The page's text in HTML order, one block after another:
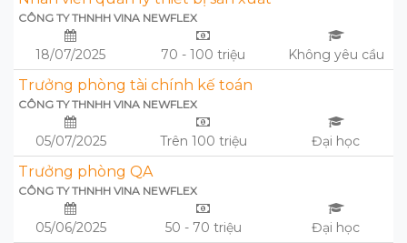
CÔNG TY THNHH VINA NEWFLEX
18/07/2025 70 - 100 triệu Không yêu cầu
Trưởng phòng tài chính kế toán
CÔNG TY THNHH VINA NEWFLEX
05/07/2025 Trên 100 triệu Đại học
Trưởng phòng QA
CÔNG TY THNHH VINA NEWFLEX
05/06/2025 50 - 70 triệu Đại học